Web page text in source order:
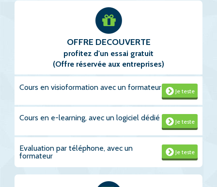
OFFRE DECOUVERTE
profitez d'un essai gratuit
(Offre réservée aux entreprises)
Je teste
Cours en visioformation avec un formateur
Je teste
Cours en e-learning, avec un logiciel dédié
Je teste
Evaluation par téléphone, avec un
formateur